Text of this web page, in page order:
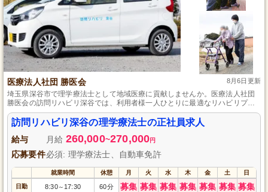
医療法人社団 勝医会 8月6日更新
埼玉県深谷市で理学療法士として地域医療に貢献しませんか。医療法人社団
勝医会の訪問リハビリ深谷では、利用者様一人ひとりに最適なリハビリプラ
ンを提供し、生活の質の向上をサポートします。正社員として安定した職場
環境でスキルを磨き、チームで協力しながら地域に根差したサービスを提供
するやりがいのあるお仕事です。専門知識と熱意を持って、共に成長しまし
ょう。
訪問リハビリ深谷の理学療法士の正社員求人
給与 月給 260,000~270,000円
応募要件必須: 理学療法士、自動車免許
就業時間 休憩 月 火 水 木 金 土 日
日勤 8:30～ 17:30 60分 募集 募集 募集 募集 募集 募集 募集